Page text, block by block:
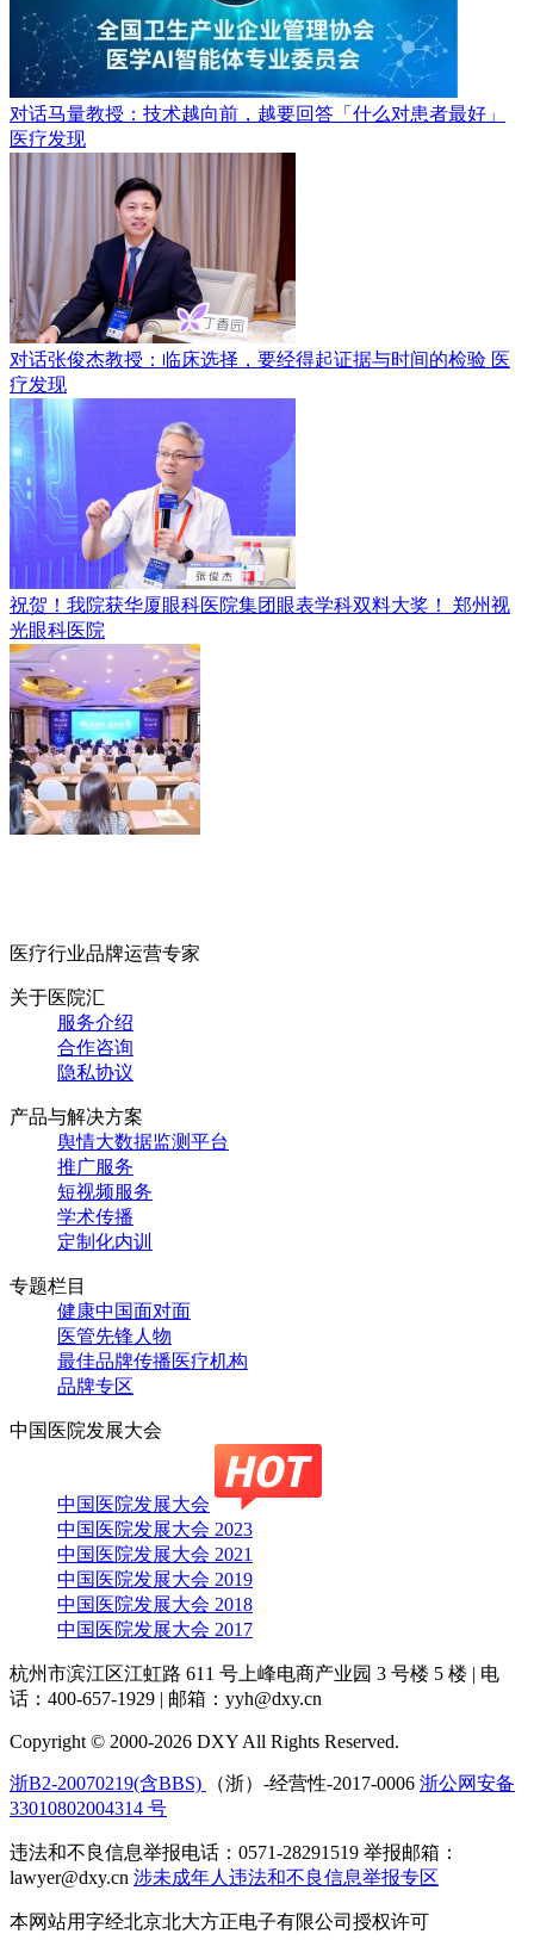
对话马量教授：技术越向前，越要回答「什么对患者最好」
医疗发现
对话张俊杰教授：临床选择，要经得起证据与时间的检验 医
疗发现
祝贺！我院获华厦眼科医院集团眼表学科双料大奖！ 郑州视
光眼科医院
医疗行业品牌运营专家
关于医院汇
服务介绍
合作咨询
隐私协议
产品与解决方案
舆情大数据监测平台
推广服务
短视频服务
学术传播
定制化内训
专题栏目
健康中国面对面
医管先锋人物
最佳品牌传播医疗机构
品牌专区
中国医院发展大会
中国医院发展大会
中国医院发展大会 2023
中国医院发展大会 2021
中国医院发展大会 2019
中国医院发展大会 2018
中国医院发展大会 2017
杭州市滨江区江虹路 611 号上峰电商产业园 3 号楼 5 楼 | 电
话：400-657-1929 | 邮箱：yyh@dxy.cn
Copyright © 2000-2026 DXY All Rights Reserved.
浙B2-20070219(含BBS) （浙）-经营性-2017-0006 浙公网安备
33010802004314 号
违法和不良信息举报电话：0571-28291519 举报邮箱：
lawyer@dxy.cn 涉未成年人违法和不良信息举报专区
本网站用字经北京北大方正电子有限公司授权许可